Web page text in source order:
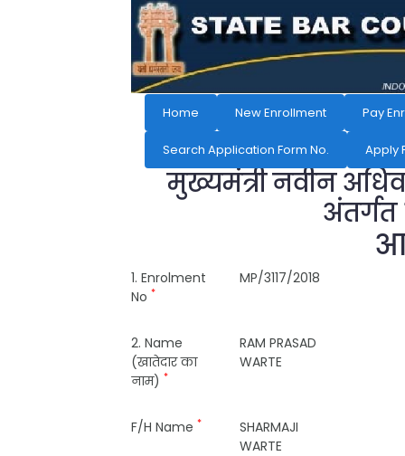
Home New Enrollment Pay
Search Application Form No. Apply
मुख्यमंत्री नवीन
अंतर्गत
1. Enrolment
No *
MP/3117/2018
2. Name
(खातेदार का
नाम) *
RAM PRASAD
WARTE
F/H Name *
SHARMAJI
WARTE